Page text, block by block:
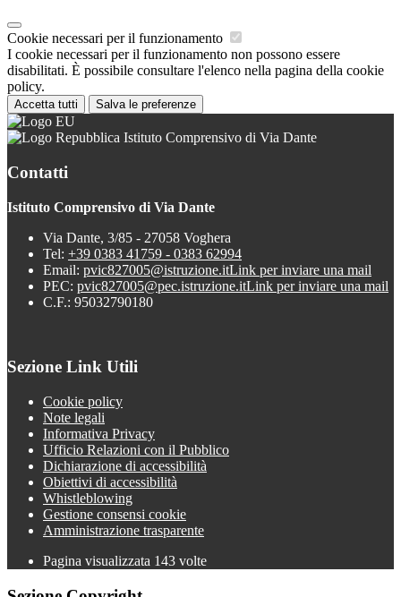
Cookie necessari per il funzionamento
I cookie necessari per il funzionamento non possono essere
disabilitati. È possibile consultare l'elenco nella pagina della cookie
policy.
Accetta tutti Salva le preferenze
Istituto Comprensivo di Via Dante
Contatti
Istituto Comprensivo di Via Dante
Via Dante, 3/85 - 27058 Voghera
Tel: +39 0383 41759 - 0383 62994
Email: pvic827005@istruzione.itLink per inviare una mail
PEC: pvic827005@pec.istruzione.itLink per inviare una mail
C.F.: 95032790180
Sezione Link Utili
Cookie policy
Note legali
Informativa Privacy
Ufficio Relazioni con il Pubblico
Dichiarazione di accessibilità
Obiettivi di accessibilità
Whistleblowing
Gestione consensi cookie
Amministrazione trasparente
Pagina visualizzata 143 volte